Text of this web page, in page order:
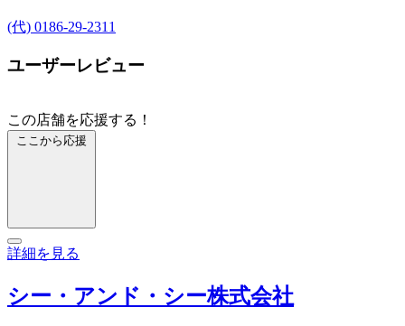
(代) 0186-29-2311
ユーザーレビュー
この店舗を応援する！
ここから応援
詳細を見る
シー・アンド・シー株式会社